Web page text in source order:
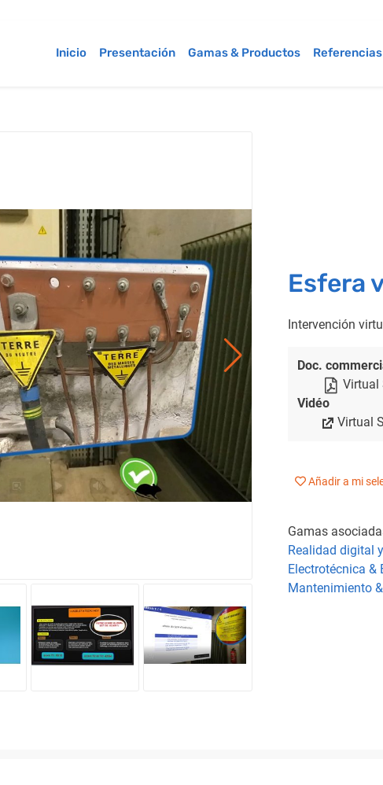
Inicio Presentación Gamas & Productos Referencias
Esfera
Intervención
Doc.
Virtual
Vidéo
Virtual
Añadir a mi
Gamas
Realidad digital
Electrotécnica &
Mantenimiento